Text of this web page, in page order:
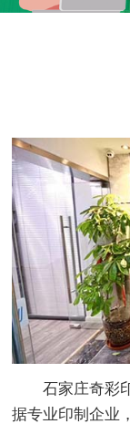
石家庄奇彩印
据专业印制企业